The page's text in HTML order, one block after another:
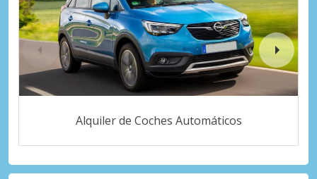
Alquiler de Coches Automáticos